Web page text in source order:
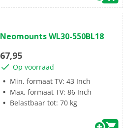
van
5
sterren.
Neomounts WL30-550BL18
67,95
Op voorraad
Min. formaat TV: 43 Inch
Max. formaat TV: 86 Inch
Belastbaar tot: 70 kg